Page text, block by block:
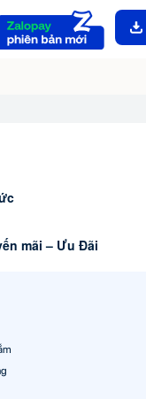
mãi – Ưu Đãi